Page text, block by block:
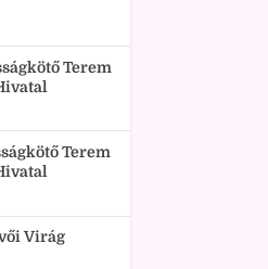
Terem
Terem
Virág